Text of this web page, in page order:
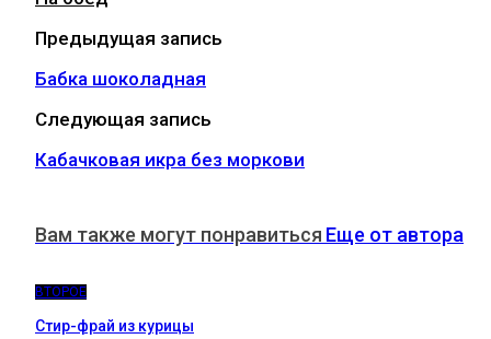
Предыдущая запись
Бабка шоколадная
Следующая запись
Кабачковая икра без моркови
Вам также могут понравиться Еще от автора
ВТОРОЕ
Стир-фрай из курицы